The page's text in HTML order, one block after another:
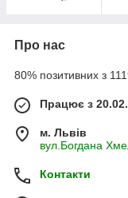
Про нас
80% позитивних з
Працює з
м. Львів
вул.Богдана
Контакти